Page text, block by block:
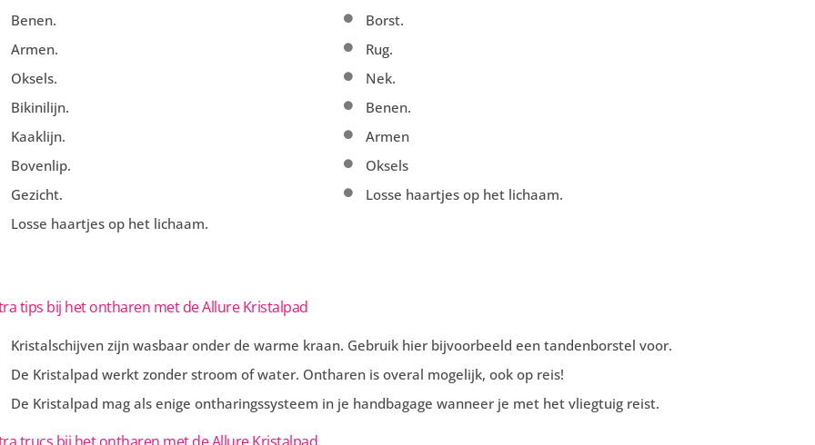
Benen.
Armen.
Oksels.
Bikinilijn.
Kaaklijn.
Bovenlip.
Gezicht.
Losse haartjes op het lichaam.
Borst.
Rug.
Nek.
Benen.
Armen
Oksels
Losse haartjes op het lichaam.
tips bij het ontharen met de Allure Kristalpad
Kristalschijven zijn wasbaar onder de warme kraan. Gebruik hier bijvoorbeeld een tandenborstel voor.
De Kristalpad werkt zonder stroom of water. Ontharen is overal mogelijk, ook op reis!
De Kristalpad mag als enige ontharingssysteem in je handbagage wanneer je met het vliegtuig reist.